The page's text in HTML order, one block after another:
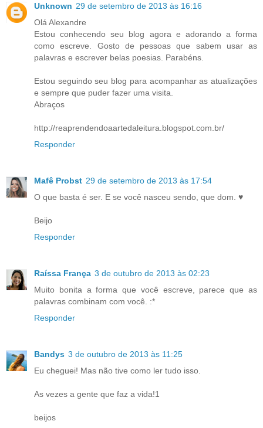
Unknown 29 de setembro de 2013 às 16:16
Olá Alexandre
Estou conhecendo seu blog agora e adorando a forma
como escreve. Gosto de pessoas que sabem usar as
palavras e escrever belas poesias. Parabéns.
Estou seguindo seu blog para acompanhar as atualizações
e sempre que puder fazer uma visita.
Abraços
http://reaprendendoaartedaleitura.blogspot.com.br/
Responder
Mafê Probst 29 de setembro de 2013 às 17:54
O que basta é ser. E se você nasceu sendo, que dom. ♥
Beijo
Responder
Raíssa França 3 de outubro de 2013 às 02:23
Muito bonita a forma que você escreve, parece que as
palavras combinam com você. :*
Responder
Bandys 3 de outubro de 2013 às 11:25
Eu cheguei! Mas não tive como ler tudo isso.
As vezes a gente que faz a vida!1
beijos